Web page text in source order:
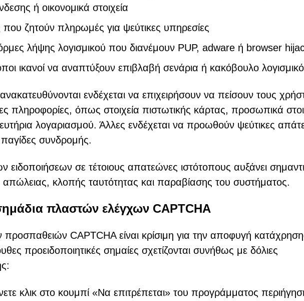
ή οικονομικά στοιχεία
που ζητούν πληρωμές για ψεύτικες υπηρεσίες
λήψης λογισμικού που διανέμουν PUP, adware ή browser
ικανοί να αναπτύξουν επιβλαβή σενάρια ή κακόβουλο λογισμικό
ενδέχεται να επιχειρήσουν να πείσουν τους
πληροφορίες, όπως στοιχεία πιστωτικής κάρτας, προσωπικά
λογαριασμού. Άλλες ενδέχεται να προωθούν ψεύτικες
συνδρομής.
ειδοποιήσεων σε τέτοιους απατεώνες ιστότοπους αυξάνει
απώλειας, κλοπής ταυτότητας και παραβίασης του συστήματος.
πλαστών ελέγχων CAPTCHA
CAPTCHA είναι κρίσιμη για την αποφυγή
προειδοποιητικές σημαίες σχετίζονται συνήθως με δόλιες
κλικ στο κουμπί «Να επιτρέπεται» του προγράμματος